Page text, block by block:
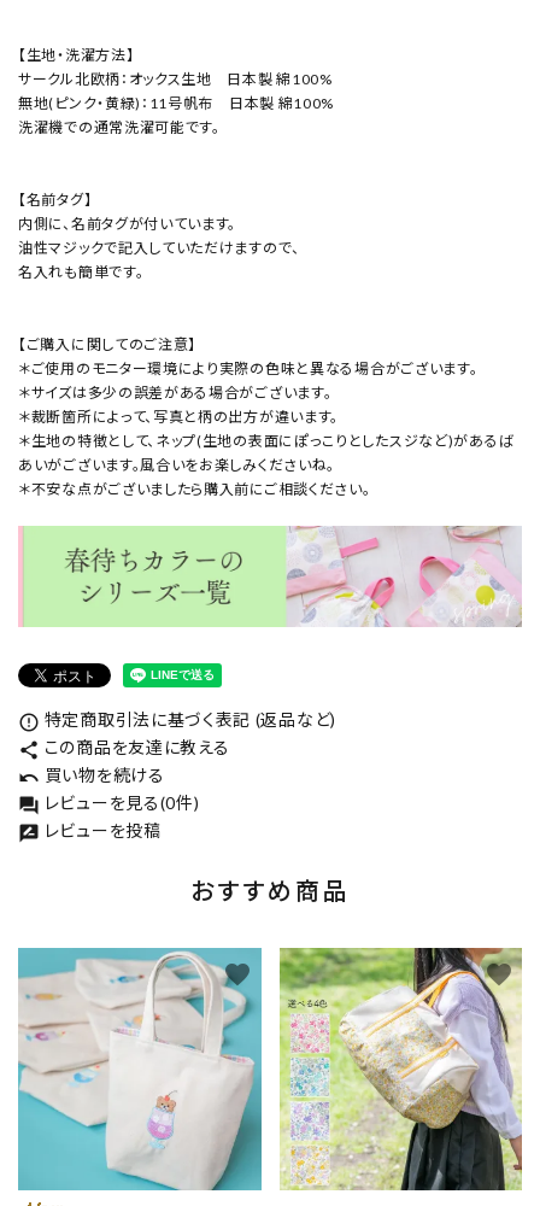
【生地・洗濯方法】
サークル北欧柄：オックス生地 日本製 綿100%
無地(ピンク・黄緑)：11号帆布 日本製 綿100%
洗濯機での通常洗濯可能です。
【名前タグ】
内側に、名前タグが付いています。
油性マジックで記入していただけますので、
名入れも簡単です。
【ご購入に関してのご注意】
＊ご使用のモニター環境により実際の色味と異なる場合がございます。
＊サイズは多少の誤差がある場合がございます。
＊裁断箇所によって、写真と柄の出方が違います。
＊生地の特徴として、ネップ(生地の表面にぽっこりとしたスジなど)があるば
あいがございます。風合いをお楽しみくださいね。
＊不安な点がございましたら購入前にご相談ください。
error_outline 特定商取引法に基づく表記 (返品など)
share この商品を友達に教える
undo 買い物を続ける
forum レビューを見る(0件)
rate_review レビューを投稿
おすすめ商品
favorite favorite